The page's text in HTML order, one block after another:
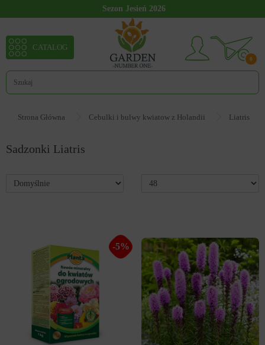
Sezon Jesień 2026
0
CATALOG
Strona Główna Cebulki i bulwy kwiatow z Holandii Liatris
Sadzonki Liatris
-5%